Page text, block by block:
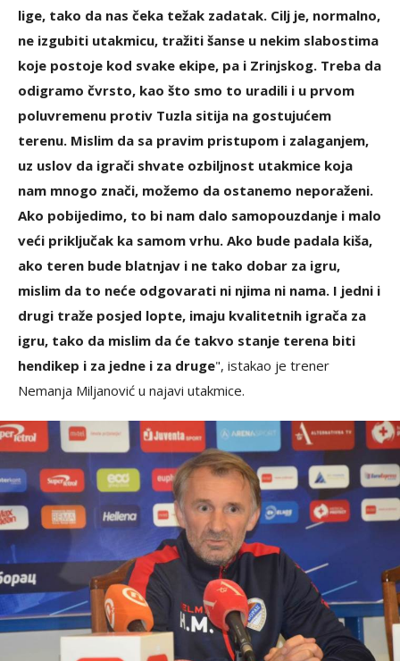
lige, tako da nas čeka težak zadatak. Cilj je, normalno,
ne izgubiti utakmicu, tražiti šanse u nekim slabostima
koje postoje kod svake ekipe, pa i Zrinjskog. Treba da
odigramo čvrsto, kao što smo to uradili i u prvom
poluvremenu protiv Tuzla sitija na gostujućem
terenu. Mislim da sa pravim pristupom i zalaganjem,
uz uslov da igrači shvate ozbiljnost utakmice koja
nam mnogo znači, možemo da ostanemo neporaženi.
Ako pobijedimo, to bi nam dalo samopouzdanje i malo
veći priključak ka samom vrhu. Ako bude padala kiša,
ako teren bude blatnjav i ne tako dobar za igru,
mislim da to neće odgovarati ni njima ni nama. I jedni i
drugi traže posjed lopte, imaju kvalitetnih igrača za
igru, tako da mislim da će takvo stanje terena biti
hendikep i za jedne i za druge", istakao je trener
Nemanja Miljanović u najavi utakmice.